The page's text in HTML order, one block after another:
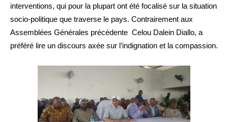
interventions, qui pour la plupart ont été focalisé sur la situation
socio-politique que traverse le pays. Contrairement aux
Assemblées Générales précédente Celou Dalein Diallo, a
préféré lire un discours axée sur l’indignation et la compassion.